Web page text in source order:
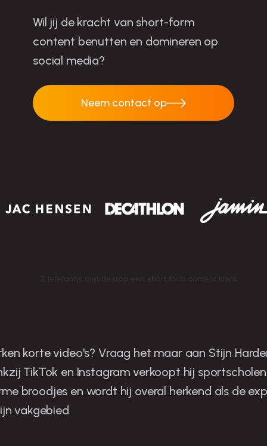
Wil jij de kracht van short-form
content benutten en domineren op
social media?
Neem contact op
is de man in zijn niche
korte video's? Vraag het maar aan Stijn
TikTok en Instagram verkoopt hij
broodjes en wordt hij overal herkend als de
vakgebied